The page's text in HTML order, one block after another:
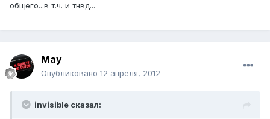
общего...в т.ч. и тнвд...
May
Опубликовано 12 апреля, 2012
invisible сказал: